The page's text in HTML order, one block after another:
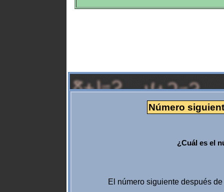
Número
¿Cuál es el
El número siguiente después de